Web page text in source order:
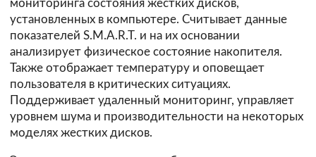
мониторинга состояния жестких дисков,
установленных в компьютере. Считывает данные
показателей S.M.A.R.T. и на их основании
анализирует физическое состояние накопителя.
Также отображает температуру и оповещает
пользователя в критических ситуациях.
Поддерживает удаленный мониторинг, управляет
уровнем шума и производительности на некоторых
моделях жестких дисков.